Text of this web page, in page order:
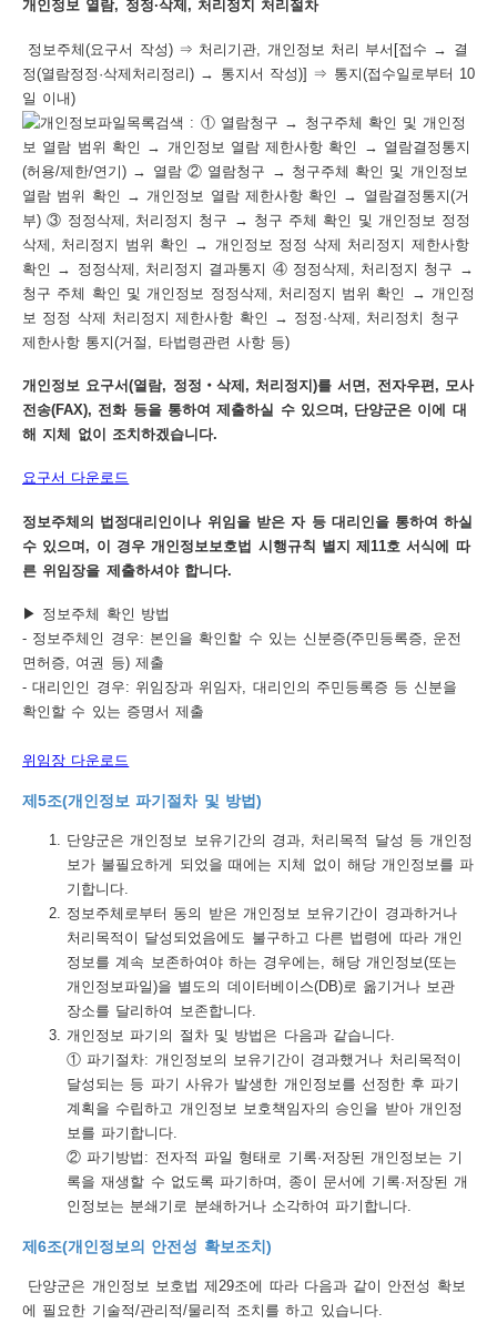
개인정보 열람, 정정·삭제, 처리정지 처리절차
정보주체(요구서 작성) ⇒ 처리기관, 개인정보 처리 부서[접수 → 결
정(열람정정·삭제처리정리) → 통지서 작성)] ⇒ 통지(접수일로부터 10
일 이내)
개인정보 요구서(열람, 정정‧삭제, 처리정지)를 서면, 전자우편, 모사
전송(FAX), 전화 등을 통하여 제출하실 수 있으며, 단양군은 이에 대
해 지체 없이 조치하겠습니다.
요구서 다운로드
정보주체의 법정대리인이나 위임을 받은 자 등 대리인을 통하여 하실
수 있으며, 이 경우 개인정보보호법 시행규칙 별지 제11호 서식에 따
른 위임장을 제출하셔야 합니다.
▶ 정보주체 확인 방법
- 정보주체인 경우: 본인을 확인할 수 있는 신분증(주민등록증, 운전
면허증, 여권 등) 제출
- 대리인인 경우: 위임장과 위임자, 대리인의 주민등록증 등 신분을
확인할 수 있는 증명서 제출
위임장 다운로드
제5조(개인정보 파기절차 및 방법)
단양군은 개인정보 보유기간의 경과, 처리목적 달성 등 개인정
보가 불필요하게 되었을 때에는 지체 없이 해당 개인정보를 파
기합니다.
정보주체로부터 동의 받은 개인정보 보유기간이 경과하거나
처리목적이 달성되었음에도 불구하고 다른 법령에 따라 개인
정보를 계속 보존하여야 하는 경우에는, 해당 개인정보(또는
개인정보파일)을 별도의 데이터베이스(DB)로 옮기거나 보관
장소를 달리하여 보존합니다.
개인정보 파기의 절차 및 방법은 다음과 같습니다.
① 파기절차: 개인정보의 보유기간이 경과했거나 처리목적이
달성되는 등 파기 사유가 발생한 개인정보를 선정한 후 파기
계획을 수립하고 개인정보 보호책임자의 승인을 받아 개인정
보를 파기합니다.
② 파기방법: 전자적 파일 형태로 기록·저장된 개인정보는 기
록을 재생할 수 없도록 파기하며, 종이 문서에 기록·저장된 개
인정보는 분쇄기로 분쇄하거나 소각하여 파기합니다.
제6조(개인정보의 안전성 확보조치)
단양군은 개인정보 보호법 제29조에 따라 다음과 같이 안전성 확보
에 필요한 기술적/관리적/물리적 조치를 하고 있습니다.